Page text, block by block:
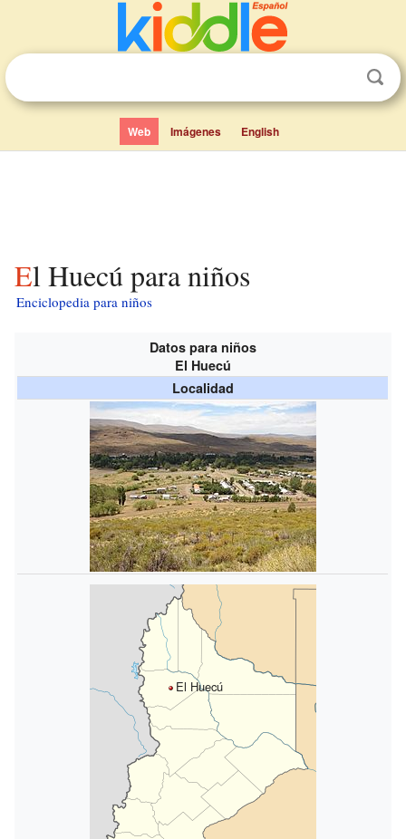
Web Imágenes English
El Huecú para niños
Enciclopedia para niños
Datos para niños
El Huecú
Localidad
El Huecú